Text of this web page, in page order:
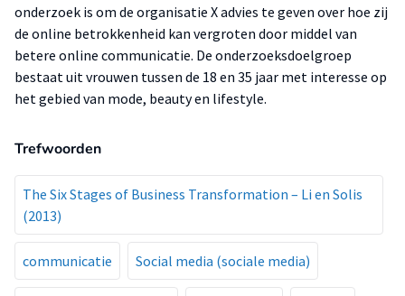
onderzoek is om de organisatie X advies te geven over hoe zij
de online betrokkenheid kan vergroten door middel van
betere online communicatie. De onderzoeksdoelgroep
bestaat uit vrouwen tussen de 18 en 35 jaar met interesse op
het gebied van mode, beauty en lifestyle.
Trefwoorden
The Six Stages of Business Transformation – Li en Solis
(2013)
communicatie Social media (sociale media)